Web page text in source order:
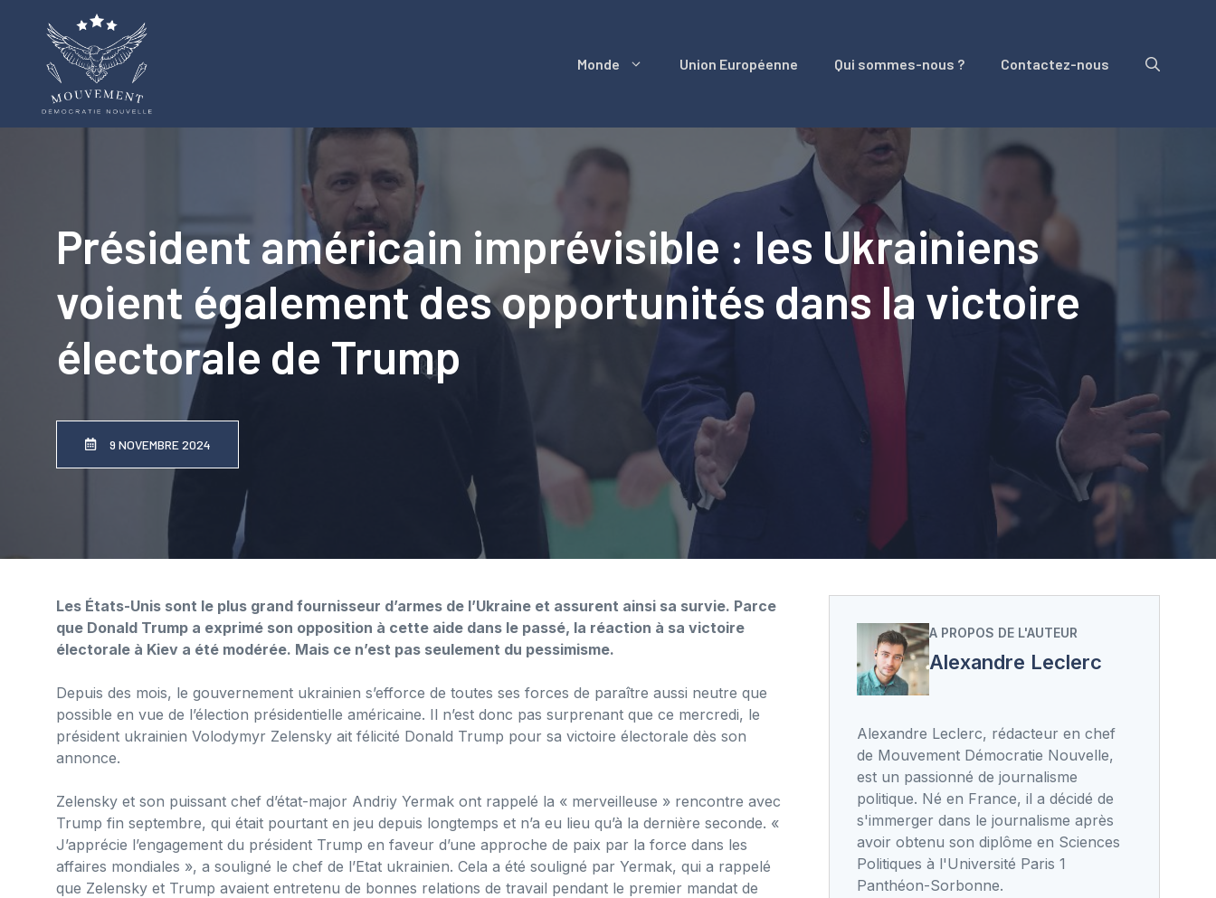
Monde Union Européenne Qui sommes-nous ? Contactez-nous
Président américain imprévisible : les Ukrainiens
voient également des opportunités dans la victoire
électorale de Trump
9 NOVEMBRE 2024
Les États-Unis sont le plus grand fournisseur d’armes de l’Ukraine et assurent ainsi sa survie. Parce
que Donald Trump a exprimé son opposition à cette aide dans le passé, la réaction à sa victoire
électorale à Kiev a été modérée. Mais ce n’est pas seulement du pessimisme.
Depuis des mois, le gouvernement ukrainien s’efforce de toutes ses forces de paraître aussi neutre que
possible en vue de l’élection présidentielle américaine. Il n’est donc pas surprenant que ce mercredi, le
président ukrainien Volodymyr Zelensky ait félicité Donald Trump pour sa victoire électorale dès son
annonce.
Zelensky et son puissant chef d’état-major Andriy Yermak ont ​​rappelé la « merveilleuse » rencontre avec
Trump fin septembre, qui était pourtant en jeu depuis longtemps et n’a eu lieu qu’à la dernière seconde. «
J’apprécie l’engagement du président Trump en faveur d’une approche de paix par la force dans les
affaires mondiales », a souligné le chef de l’Etat ukrainien. Cela a été souligné par Yermak, qui a rappelé
que Zelensky et Trump avaient entretenu de bonnes relations de travail pendant le premier mandat de
A PROPOS DE L'AUTEUR
Alexandre Leclerc
Alexandre Leclerc, rédacteur en chef
de Mouvement Démocratie Nouvelle,
est un passionné de journalisme
politique. Né en France, il a décidé de
s'immerger dans le journalisme après
avoir obtenu son diplôme en Sciences
Politiques à l'Université Paris 1
Panthéon-Sorbonne.